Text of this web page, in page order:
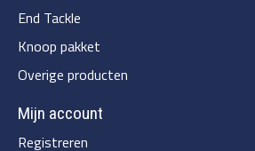
End Tackle
Knoop pakket
Overige producten
Mijn account
Registreren